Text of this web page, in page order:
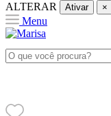
ALTERAR
Ativar ×
Menu